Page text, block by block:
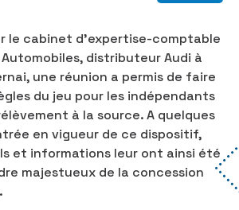
le cabinet d’expertise-comptable
Automobiles, distributeur Audi à
une réunion a permis de faire
du jeu pour les indépendants
à la source. A quelques
en vigueur de ce dispositif,
et informations leur ont ainsi été
majestueux de la concession